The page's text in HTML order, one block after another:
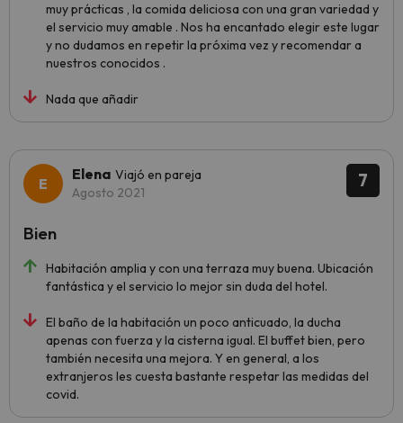
muy prácticas , la comida deliciosa con una gran variedad y
el servicio muy amable . Nos ha encantado elegir este lugar
y no dudamos en repetir la próxima vez y recomendar a
nuestros conocidos .
Nada que añadir
7
Elena Viajó en pareja
Agosto 2021
Habitación amplia y con una terraza muy buena. Ubicación
fantástica y el servicio lo mejor sin duda del hotel.
El baño de la habitación un poco anticuado, la ducha
apenas con fuerza y la cisterna igual. El buffet bien, pero
también necesita una mejora. Y en general, a los
extranjeros les cuesta bastante respetar las medidas del
covid.
Bien